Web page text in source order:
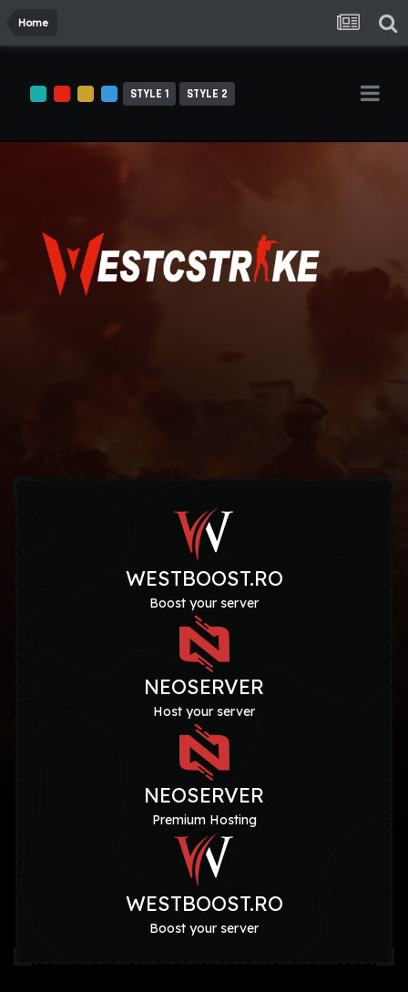
Home
STYLE 1 STYLE 2
WESTBOOST.RO
Boost your server
NEOSERVER
Host your server
NEOSERVER
Premium Hosting
WESTBOOST.RO
Boost your server